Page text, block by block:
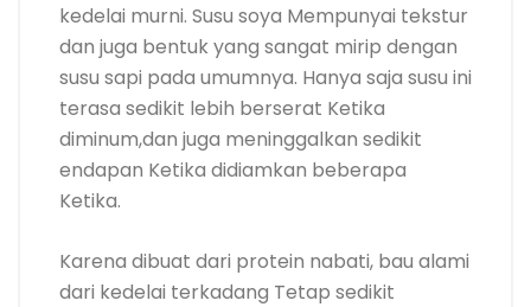
kedelai murni. Susu soya Mempunyai tekstur
dan juga bentuk yang sangat mirip dengan
susu sapi pada umumnya. Hanya saja susu ini
terasa sedikit lebih berserat Ketika
diminum,dan juga meninggalkan sedikit
endapan Ketika didiamkan beberapa
Ketika.
Karena dibuat dari protein nabati, bau alami
dari kedelai terkadang Tetap sedikit